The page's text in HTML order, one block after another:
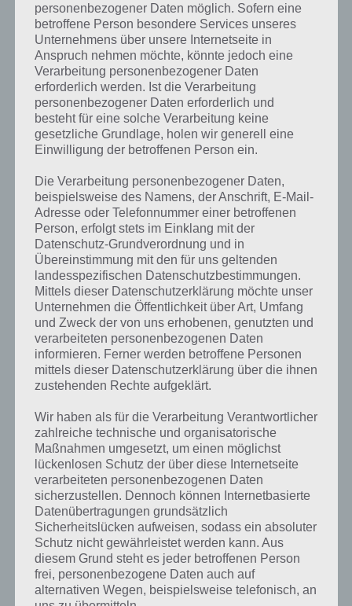
Ultimate Briefcase
Screenshot – (c)
Nitrome
Nach und nach prasseln bei Ultimate
Briefcase aber immer mehr Bomben
herab. Einige bringen dir sogar
Spielwährungen, wenn diese
aufprallen. Zwischendurch kommen
aber auch richtige Brocken daher,
denen ihr besser weit aus dem Weg
gehen solltet.
Schalte weitere Charaktere und vieles mehr
frei
Damit Ultimate Briefcase auch über längere Zeit Spaß macht gibt es
zahlreiche Charaktere zum Freischalten. Jeder hat dabei spezielle
Eigenschaften, die ihr auch upgraden könnt. Dafür gibt es die
Münzen, die ihr im Spiel sammeln oder via In-App-Kauf holen könnt.
Außerdem schaltet ihr neue Power-Ups für Ultimate Briefcase frei,
welche euch dabei unterstützen länger durchzuhalten oder auch
mehr Münzen verdienen lassen. So sorgen die Entwickler dafür, dass
Ultimate Briefcase auch über längere Zeit Spaß macht.
Gameplay Video zu Ultimate Briefcase
Zum Abschluss haben wir noch ein Gameplay Video zu Ultimate
Briefcase parat, in der ihr die ersten Sekunden im Spiel sehen könnt.
Hier das Gameplay Video:
personenbezogener Daten möglich. Sofern eine
betroffene Person besondere Services unseres
Unternehmens über unsere Internetseite in
Anspruch nehmen möchte, könnte jedoch eine
Verarbeitung personenbezogener Daten
erforderlich werden. Ist die Verarbeitung
personenbezogener Daten erforderlich und
besteht für eine solche Verarbeitung keine
gesetzliche Grundlage, holen wir generell eine
Einwilligung der betroffenen Person ein.
Die Verarbeitung personenbezogener Daten,
beispielsweise des Namens, der Anschrift, E-Mail-
Adresse oder Telefonnummer einer betroffenen
Person, erfolgt stets im Einklang mit der
Datenschutz-Grundverordnung und in
Übereinstimmung mit den für uns geltenden
landesspezifischen Datenschutzbestimmungen.
Mittels dieser Datenschutzerklärung möchte unser
Unternehmen die Öffentlichkeit über Art, Umfang
und Zweck der von uns erhobenen, genutzten und
verarbeiteten personenbezogenen Daten
informieren. Ferner werden betroffene Personen
mittels dieser Datenschutzerklärung über die ihnen
zustehenden Rechte aufgeklärt.
Wir haben als für die Verarbeitung Verantwortlicher
zahlreiche technische und organisatorische
Maßnahmen umgesetzt, um einen möglichst
lückenlosen Schutz der über diese Internetseite
verarbeiteten personenbezogenen Daten
sicherzustellen. Dennoch können Internetbasierte
Datenübertragungen grundsätzlich
Sicherheitslücken aufweisen, sodass ein absoluter
Schutz nicht gewährleistet werden kann. Aus
diesem Grund steht es jeder betroffenen Person
frei, personenbezogene Daten auch auf
alternativen Wegen, beispielsweise telefonisch, an